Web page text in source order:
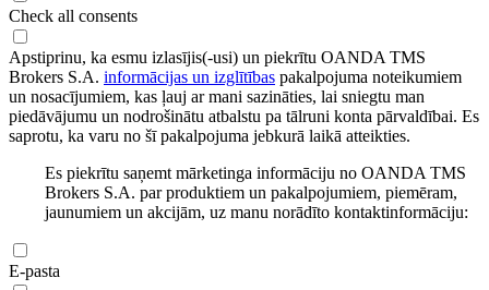
Check all consents
Apstiprinu, ka esmu izlasījis(-usi) un piekrītu OANDA TMS
Brokers S.A. informācijas un izglītības pakalpojuma noteikumiem
un nosacījumiem, kas ļauj ar mani sazināties, lai sniegtu man
piedāvājumu un nodrošinātu atbalstu pa tālruni konta pārvaldībai. Es
saprotu, ka varu no šī pakalpojuma jebkurā laikā atteikties.
Es piekrītu saņemt mārketinga informāciju no OANDA TMS
Brokers S.A. par produktiem un pakalpojumiem, piemēram,
jaunumiem un akcijām, uz manu norādīto kontaktinformāciju:
E-pasta